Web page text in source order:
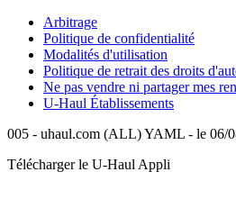
Arbitrage
Politique de confidentialité
Modalités d'utilisation
Politique de retrait des droits
Ne pas vendre ni partager mes
U-Haul Établissements
005 - uhaul.com (ALL) YAML - le 06/
Télécharger le U-Haul Appli